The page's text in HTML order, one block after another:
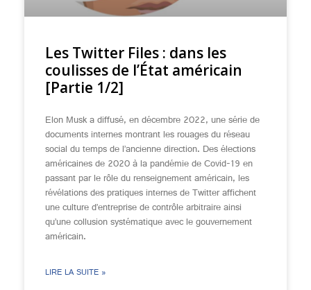
Les Twitter Files : dans les
coulisses de l’État américain
[Partie 1/2]
Elon Musk a diffusé, en décembre 2022, une série de
documents internes montrant les rouages du réseau
social du temps de l’ancienne direction. Des élections
américaines de 2020 à la pandémie de Covid-19 en
passant par le rôle du renseignement américain, les
révélations des pratiques internes de Twitter affichent
une culture d’entreprise de contrôle arbitraire ainsi
qu’une collusion systématique avec le gouvernement
américain.
LIRE LA SUITE »